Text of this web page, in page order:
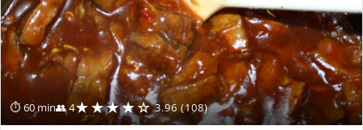
⏱ 60 min👥 4★★★★☆ 3.96 (108)